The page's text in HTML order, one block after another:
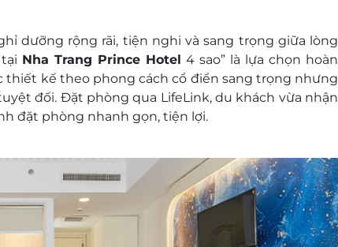
thuộc vào tình trạng phòng và có thể sẽ phụ thu
khi mua voucher
khách
e-Coupon
dưỡng rộng rãi, tiện nghi và sang trọng giữa lòng
Nha Trang Prince Hotel 4 sao” là lựa chọn hoàn
thiết kế theo phong cách cổ điển sang trọng nhưng
đối. Đặt phòng qua LifeLink, du khách vừa nhận
đặt phòng nhanh gọn, tiện lợi.